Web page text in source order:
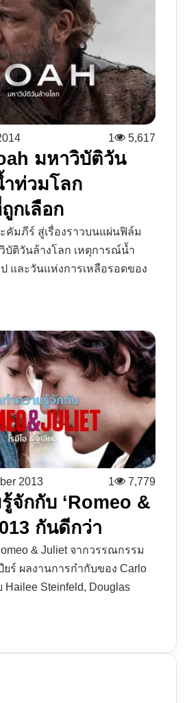
1 5,617
มหาวิบัติวัน
ำท่วมโลก
กเลือก
คัมภีร์ สู่เรื่องราวบนแผ่นฟิล์ม
บัติวันล้างโลก เหตุการณ์น้ำ
และวันแห่งการเหลือรอดของ
2013 1 7,779
จักกับ ‘Romeo &
กันดีกว่า
& Juliet จากวรรณกรรม
ยร์ ผลงานการกำกับของ Carlo
Steinfeld, Douglas